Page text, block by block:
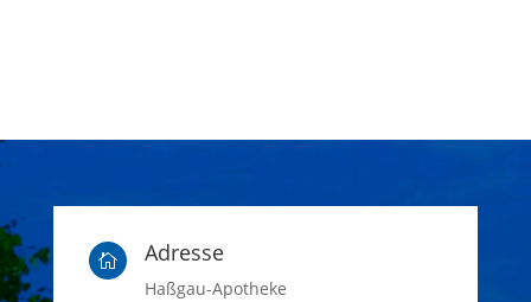
 Adresse
Haßgau-Apotheke